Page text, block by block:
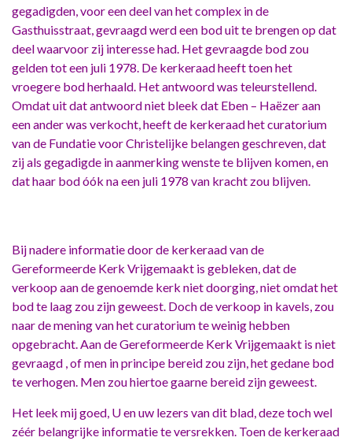
gegadigden, voor een deel van het complex in de
Gasthuisstraat, gevraagd werd een bod uit te brengen op dat
deel waarvoor zij interesse had. Het gevraagde bod zou
gelden tot een juli 1978. De kerkeraad heeft toen het
vroegere bod herhaald. Het antwoord was teleurstellend.
Omdat uit dat antwoord niet bleek dat Eben – Haëzer aan
een ander was verkocht, heeft de kerkeraad het curatorium
van de Fundatie voor Christelijke belangen geschreven, dat
zij als gegadigde in aanmerking wenste te blijven komen, en
dat haar bod óók na een juli 1978 van kracht zou blijven.
Bij nadere informatie door de kerkeraad van de
Gereformeerde Kerk Vrijgemaakt is gebleken, dat de
verkoop aan de genoemde kerk niet doorging, niet omdat het
bod te laag zou zijn geweest. Doch de verkoop in kavels, zou
naar de mening van het curatorium te weinig hebben
opgebracht. Aan de Gereformeerde Kerk Vrijgemaakt is niet
gevraagd , of men in principe bereid zou zijn, het gedane bod
te verhogen. Men zou hiertoe gaarne bereid zijn geweest.
Het leek mij goed, U en uw lezers van dit blad, deze toch wel
zéér belangrijke informatie te versrekken. Toen de kerkeraad